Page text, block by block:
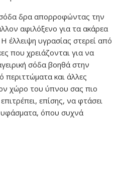
σόδα δρα απορροφώντας την
αφιλόξενο για τα ακάρεα
έλλειψη υγρασίας στερεί από
που χρειάζονται για να
σόδα βοηθά στην
και άλλες
χώρο του ύπνου σας πιο
επίσης, να φτάσει
υφάσματα, όπου συχνά